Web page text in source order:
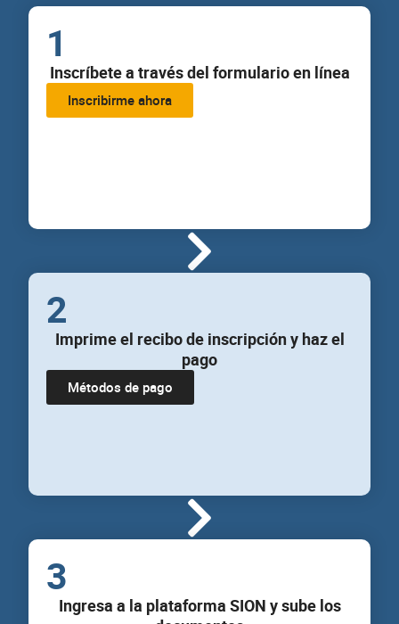
1
Inscríbete a través del formulario en línea
Inscribirme ahora
2
Imprime el recibo de inscripción y haz el
pago
Métodos de pago
3
Ingresa a la plataforma SION y sube los